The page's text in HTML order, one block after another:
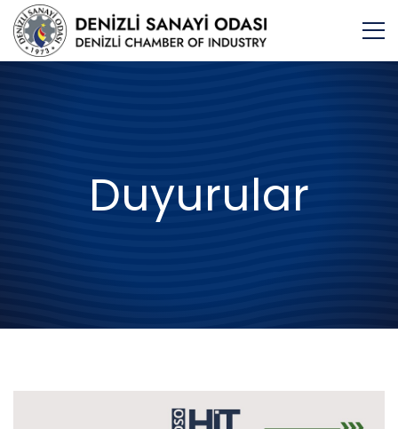
Duyurular